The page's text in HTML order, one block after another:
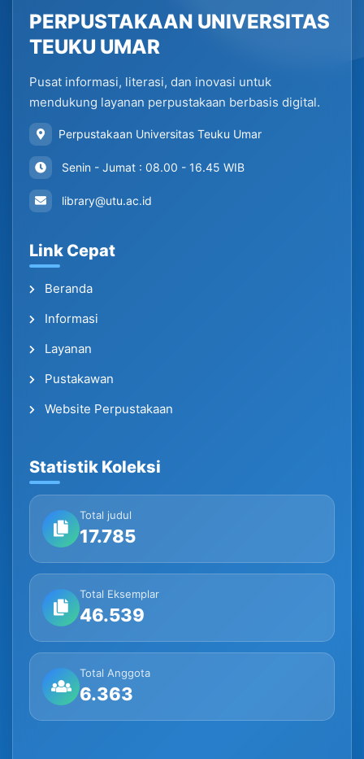
PERPUSTAKAAN UNIVERSITAS
TEUKU UMAR
Pusat informasi, literasi, dan inovasi untuk
mendukung layanan perpustakaan berbasis digital.
Perpustakaan Universitas Teuku Umar
Senin - Jumat : 08.00 - 16.45 WIB
library@utu.ac.id
Link Cepat
Beranda
Informasi
Layanan
Pustakawan
Website Perpustakaan
Statistik Koleksi
Total judul
17.785
Total Eksemplar
46.539
Total Anggota
6.363